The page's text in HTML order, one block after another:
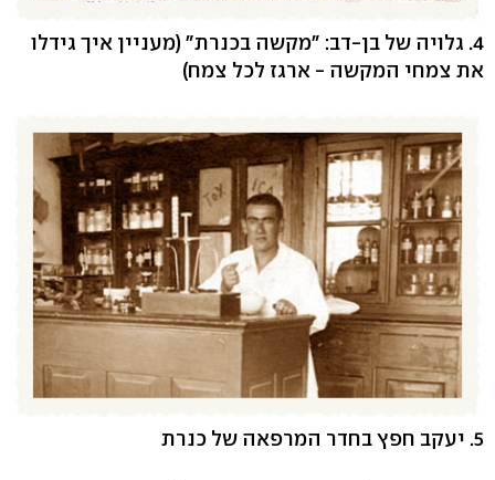
4. גלויה של בן-דב: "מקשה בכנרת" (מעניין איך גידלו
את צמחי המקשה - ארגז לכל צמח)
5. יעקב חפץ בחדר המרפאה של כנרת